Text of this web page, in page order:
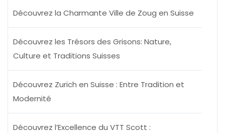
Découvrez la Charmante Ville de Zoug en Suisse
Découvrez les Trésors des Grisons: Nature,
Culture et Traditions Suisses
Découvrez Zurich en Suisse : Entre Tradition et
Modernité
Découvrez l’Excellence du VTT Scott :